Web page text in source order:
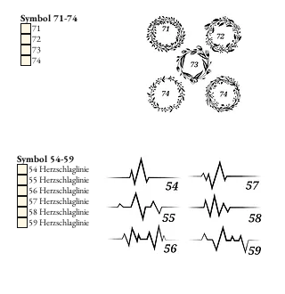
Symbol 71-74
71
72
73
74
Symbol 54-59
54 Herzschlaglinie
55 Herzschlaglinie
56 Herzschlaglinie
57 Herzschlaglinie
58 Herzschlaglinie
59 Herzschlaglinie